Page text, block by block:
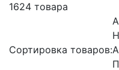
1624 товара
Сортировка товаров: